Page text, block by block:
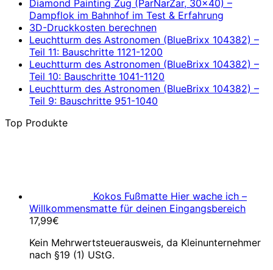
Diamond Painting Zug (ParNarZar, 30×40) –
Dampflok im Bahnhof im Test & Erfahrung
3D-Druckkosten berechnen
Leuchtturm des Astronomen (BlueBrixx 104382) –
Teil 11: Bauschritte 1121-1200
Leuchtturm des Astronomen (BlueBrixx 104382) –
Teil 10: Bauschritte 1041-1120
Leuchtturm des Astronomen (BlueBrixx 104382) –
Teil 9: Bauschritte 951-1040
Top Produkte
Kokos Fußmatte Hier wache ich –
Willkommensmatte für deinen Eingangsbereich
17,99€
Kein Mehrwertsteuerausweis, da Kleinunternehmer
nach §19 (1) UStG.